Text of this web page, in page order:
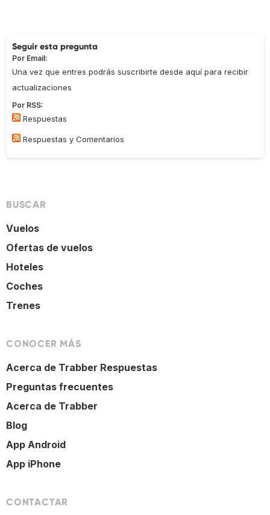
Seguir esta pregunta
Por Email:
Una vez que entres podrás suscribirte desde aquí para recibir
actualizaciones
Por RSS:
Respuestas
Respuestas y Comentarios
BUSCAR
Vuelos
Ofertas de vuelos
Hoteles
Coches
Trenes
CONOCER MÁS
Acerca de Trabber Respuestas
Preguntas frecuentes
Acerca de Trabber
Blog
App Android
App iPhone
CONTACTAR